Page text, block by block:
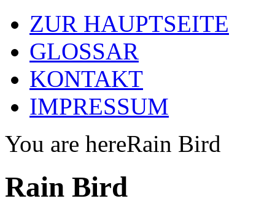
ZUR HAUPTSEITE
GLOSSAR
KONTAKT
IMPRESSUM
You are hereRain Bird
Rain Bird